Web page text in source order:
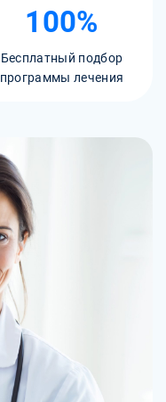
100%
Бесплатный подбор
программы лечения